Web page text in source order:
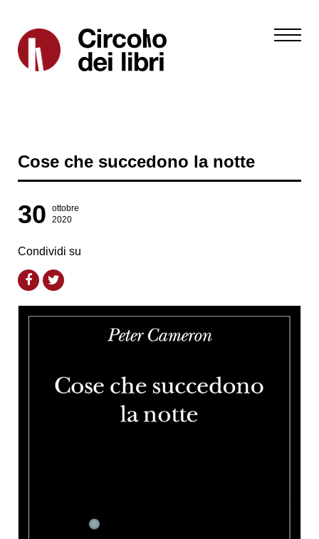
Cose che succedono la notte
30
ottobre
2020
Condividi su